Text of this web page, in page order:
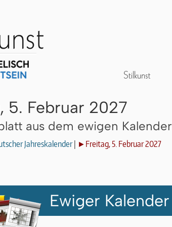
5. Februar 2027
aus dem ewigen Kalender
Jahreskalender| ►Freitag, 5. Februar 2027
Ewiger Kalender